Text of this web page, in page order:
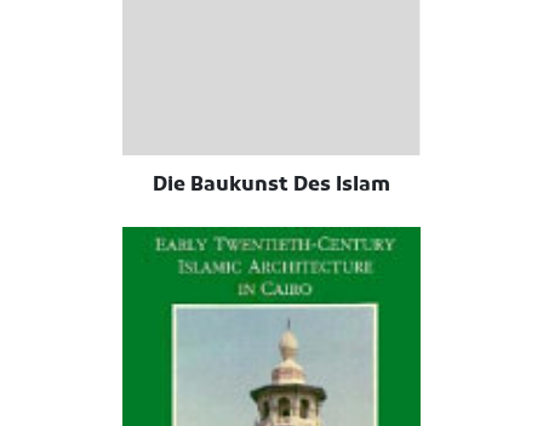
Die Baukunst Des Islam